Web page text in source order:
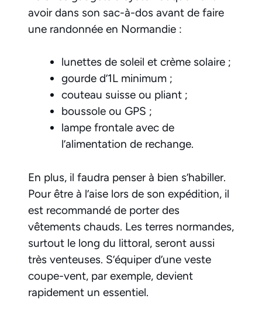
avoir dans son sac-à-dos avant de faire
une randonnée en Normandie :
lunettes de soleil et crème solaire ;
gourde d’1L minimum ;
couteau suisse ou pliant ;
boussole ou GPS ;
lampe frontale avec de
l’alimentation de rechange.
En plus, il faudra penser à bien s’habiller.
Pour être à l’aise lors de son expédition, il
est recommandé de porter des
vêtements chauds. Les terres normandes,
surtout le long du littoral, seront aussi
très venteuses. S’équiper d’une veste
coupe-vent, par exemple, devient
rapidement un essentiel.